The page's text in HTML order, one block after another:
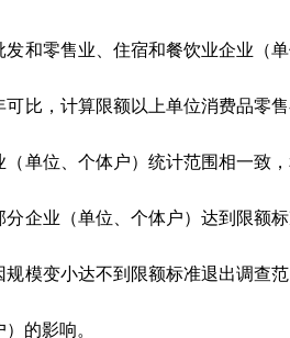
零售业、住宿和餐饮业企业（单
可比，计算限额以上单位消费品零
（单位、个体户）统计范围相一致
分企业（单位、个体户）达到限额
规模变小达不到限额标准退出调查
的影响。